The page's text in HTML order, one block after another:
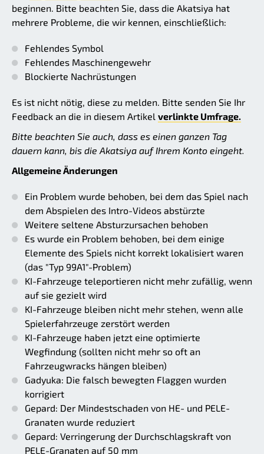
beginnen. Bitte beachten Sie, dass die Akatsiya hat
mehrere Probleme, die wir kennen, einschließlich:
Fehlendes Symbol
Fehlendes Maschinengewehr
Blockierte Nachrüstungen
Es ist nicht nötig, diese zu melden. Bitte senden Sie Ihr
Feedback an die in diesem Artikel verlinkte Umfrage.
Bitte beachten Sie auch, dass es einen ganzen Tag
dauern kann, bis die Akatsiya auf Ihrem Konto eingeht.
Allgemeine Änderungen
Ein Problem wurde behoben, bei dem das Spiel nach
dem Abspielen des Intro-Videos abstürzte
Weitere seltene Absturzursachen behoben
Es wurde ein Problem behoben, bei dem einige
Elemente des Spiels nicht korrekt lokalisiert waren
(das "Typ 99A1"-Problem)
KI-Fahrzeuge teleportieren nicht mehr zufällig, wenn
auf sie gezielt wird
KI-Fahrzeuge bleiben nicht mehr stehen, wenn alle
Spielerfahrzeuge zerstört werden
KI-Fahrzeuge haben jetzt eine optimierte
Wegfindung (sollten nicht mehr so oft an
Fahrzeugwracks hängen bleiben)
Gadyuka: Die falsch bewegten Flaggen wurden
korrigiert
Gepard: Der Mindestschaden von HE- und PELE-
Granaten wurde reduziert
Gepard: Verringerung der Durchschlagskraft von
PELE-Granaten auf 50 mm